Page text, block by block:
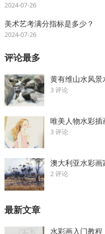
2024-07-26
美术艺考满分指标是多少？
2024-07-26
评论最多
黄有维山水风
3 评论
唯美人物水彩
3 评论
澳大利亚水彩
2 评论
最新文章
水彩画入门教